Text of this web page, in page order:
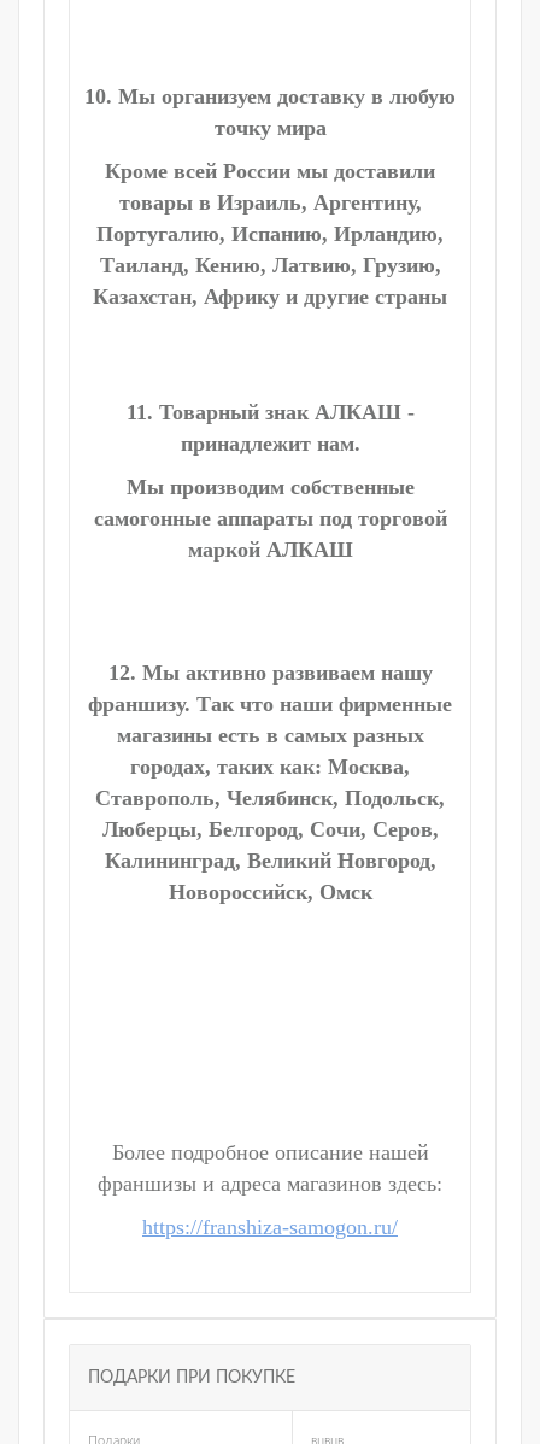
10. Мы организуем доставку в любую
точку мира
Кроме всей России мы доставили
товары в Израиль, Аргентину,
Португалию, Испанию, Ирландию,
Таиланд, Кению, Латвию, Грузию,
Казахстан, Африку и другие страны
11. Товарный знак АЛКАШ -
принадлежит нам.
Мы производим собственные
самогонные аппараты под торговой
маркой АЛКАШ
12. Мы активно развиваем нашу
франшизу. Так что наши фирменные
магазины есть в самых разных
городах, таких как: Москва,
Ставрополь, Челябинск, Подольск,
Люберцы, Белгород, Сочи, Серов,
Калининград, Великий Новгород,
Новороссийск, Омск
Более подробное описание нашей
франшизы и адреса магазинов здесь:
https://franshiza-samogon.ru/
ПОДАРКИ ПРИ ПОКУПКЕ
Подарки вцвцв